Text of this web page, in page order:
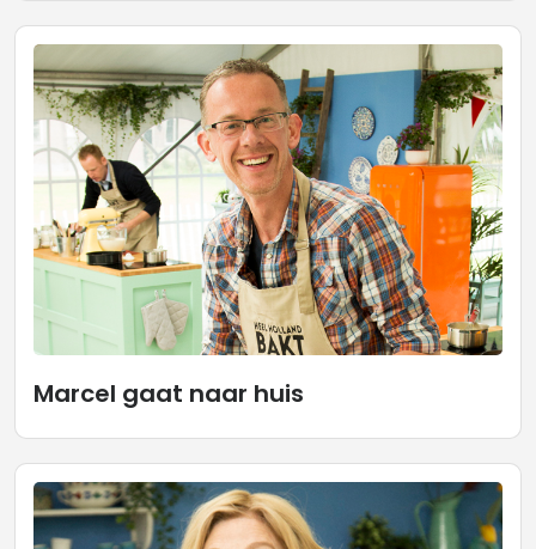
Marcel gaat naar huis